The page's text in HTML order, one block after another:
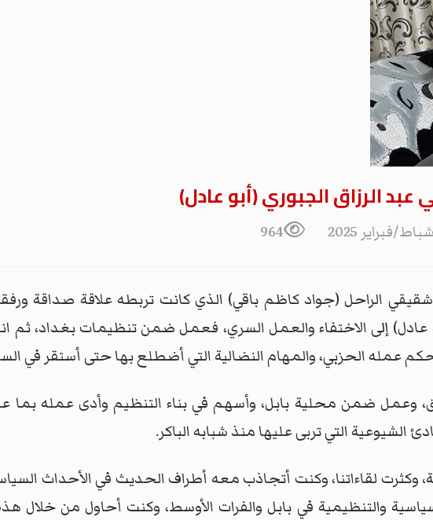
الرزاق الجبوري (أبو عادل)
964
الراحل (جواد كاظم باقي) الذي كانت تربطه علاقة صداقة
عادل) إلى الاختفاء والعمل السري، فعمل ضمن تنظيمات بغداد، ثم
عمله الحزبي، والمهام النضالية التي أضطلع بها حتى أستقر في
في 9-4-2003 عاد إلى العراق، وعمل ضمن محلية بابل، وأسهم في بناء التنظيم وأدى
الشيوعية التي تربى عليها منذ شبابه الباكر.
وكثرت لقاءاتنا، وكنت أتجاذب معه أطراف الحديث في الأحداث
والتنظيمية في بابل والفرات الأوسط، وكنت أحاول من خلال